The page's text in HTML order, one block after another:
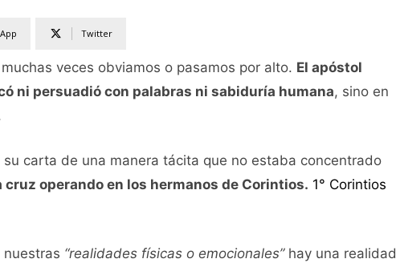
Twitter
veces obviamos o pasamos por alto. El apóstol
ni persuadió con palabras ni sabiduría humana, sino en
carta de una manera tácita que no estaba concentrado
cruz operando en los hermanos de Corintios. 1° Corintios
“realidades físicas o emocionales” hay una realidad